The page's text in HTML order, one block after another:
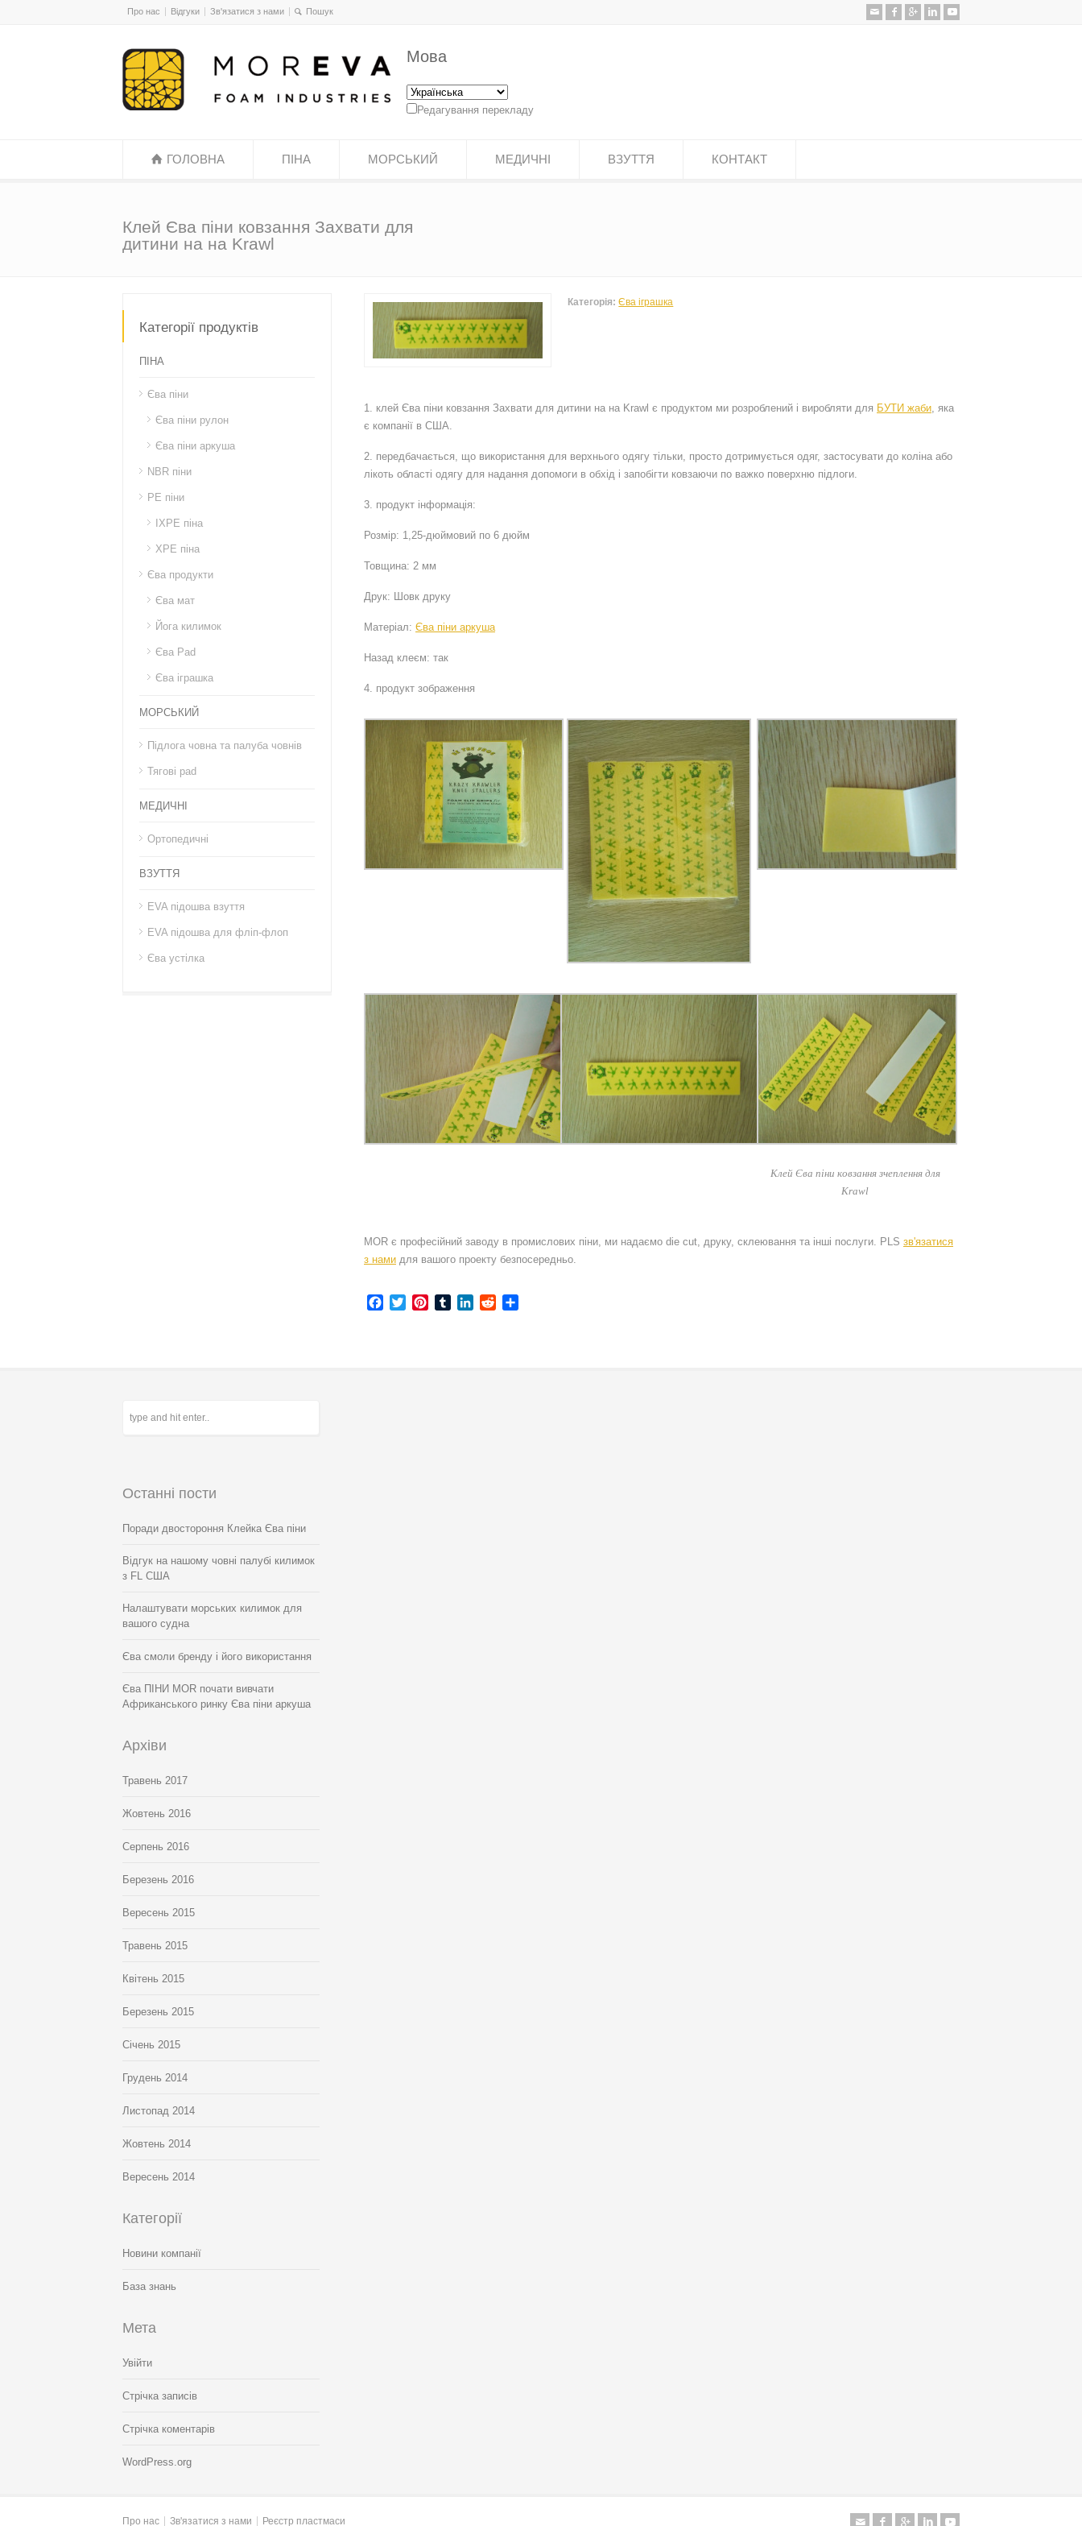
Про нас Відгуки Зв'язатися з нами
Мова
Редагування перекладу
ГОЛОВНА ПІНА МОРСЬКИЙ МЕДИЧНІ ВЗУТТЯ КОНТАКТ
Клей Єва піни ковзання Захвати для
дитини на на Krawl
Категорія: Єва іграшка
1. клей Єва піни ковзання Захвати для дитини на на Krawl є продуктом ми розроблений і виробляти для БУТИ жаби, яка
є компанії в США.
2. передбачається, що використання для верхнього одягу тільки, просто дотримується одяг, застосувати до коліна або
лікоть області одягу для надання допомоги в обхід і запобігти ковзаючи по важко поверхню підлоги.
3. продукт інформація:
Розмір: 1,25-дюймовий по 6 дюйм
Товщина: 2 мм
Друк: Шовк друку
Матеріал: Єва піни аркуша
Назад клеєм: так
4. продукт зображення
Клей Єва піни ковзання зчеплення для
Krawl
MOR є професійний заводу в промислових піни, ми надаємо die cut, друку, склеювання та інші послуги. PLS зв'язатися
з нами для вашого проекту безпосередньо.
Facebook
TwitterPinterestTumblrLinkedInReddit
Категорії продуктів
ПІНА
Єва піни
Єва піни рулон
Єва піни аркуша
NBR піни
PE піни
IXPE піна
XPE піна
Єва продукти
Єва мат
Йога килимок
Єва Pad
Єва іграшка
МОРСЬКИЙ
Підлога човна та палуба човнів
Тягові pad
МЕДИЧНІ
Ортопедичні
ВЗУТТЯ
EVA підошва взуття
EVA підошва для фліп-флоп
Єва устілка
Останні пости
Поради двостороння Клейка Єва піни
Відгук на нашому човні палубі килимок
з FL США
Налаштувати морських килимок для
вашого судна
Єва смоли бренду і його використання
Єва ПІНИ MOR почати вивчати
Африканського ринку Єва піни аркуша
Архіви
Травень 2017
Жовтень 2016
Серпень 2016
Березень 2016
Вересень 2015
Травень 2015
Квітень 2015
Березень 2015
Січень 2015
Грудень 2014
Листопад 2014
Жовтень 2014
Вересень 2014
Категорії
Новини компанії
База знань
Мета
Увійти
Стрічка записів
Стрічка коментарів
WordPress.org
Про нас Зв'язатися з нами Реєстр пластмаси